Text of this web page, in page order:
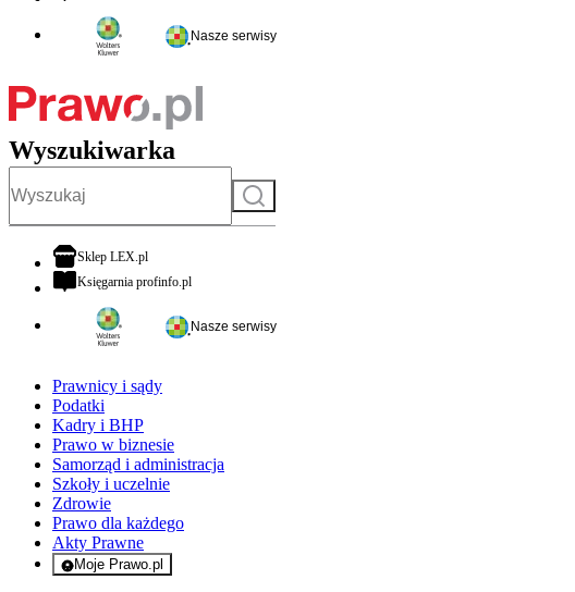
Nasze serwisy
Wyszukiwarka
Szukaj
Sklep LEX.plotwiera się w nowej karcie
Księgarnia profinfo.plotwiera się w nowej karcie
Nasze serwisy
Prawnicy i sądy
Podatki
Kadry i BHP
Prawo w biznesie
Samorząd i administracja
Szkoły i uczelnie
Zdrowie
Prawo dla każdego
Akty Prawne
Moje Prawo.pl
- rejestracja i logowanie do serwisu